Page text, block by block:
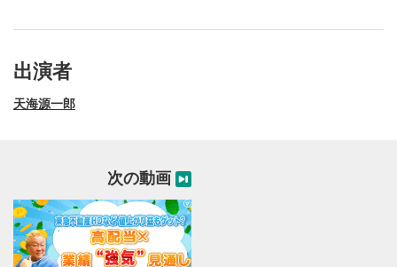
3
再生/一時停止
動画を再生または一時停止します。
再生位置を示しています。再生したい位置をクリック
するとその位置から動画が再生されます。
出演者
天海源一郎
次の動画